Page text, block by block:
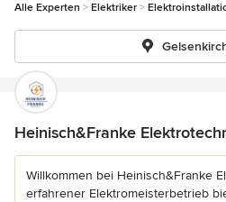
Alle Experten Elektriker
Heinisch&Franke
Willkommen bei Heinisch&Franke
erfahrener Elektromeisterbetrieb